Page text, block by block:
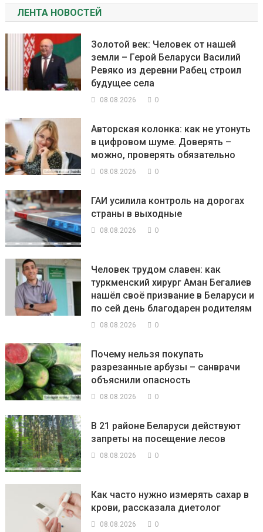
ЛЕНТА НОВОСТЕЙ
Золотой век: Человек от нашей
земли – Герой Беларуси Василий
Ревяко из деревни Рабец строил
будущее села
08.08.2026 0
Авторская колонка: как не утонуть
в цифровом шуме. Доверять –
можно, проверять обязательно
08.08.2026 0
ГАИ усилила контроль на дорогах
страны в выходные
08.08.2026 0
Человек трудом славен: как
туркменский хирург Аман Бегалиев
нашёл своё призвание в Беларуси и
по сей день благодарен родителям
08.08.2026 0
Почему нельзя покупать
разрезанные арбузы – санврачи
объяснили опасность
08.08.2026 0
В 21 районе Беларуси действуют
запреты на посещение лесов
08.08.2026 0
Как часто нужно измерять сахар в
крови, рассказала диетолог
08.08.2026 0